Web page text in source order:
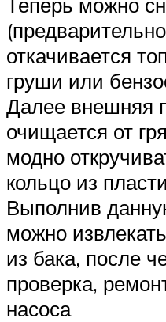
откачивается
груши или
Далее внешняя
очищается от
модно
кольцо из
Выполнив
можно
из бака, после
проверка,
насоса